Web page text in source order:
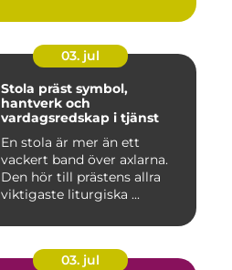
03. jul
Stola präst symbol,
hantverk och
vardagsredskap i tjänst
En stola är mer än ett
vackert band över axlarna.
Den hör till prästens allra
viktigaste liturgiska ...
03. jul